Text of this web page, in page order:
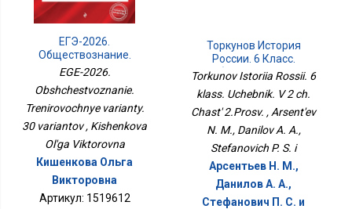
ЕГЭ-2026.
Обществознание.
Тренировочные
EGE-2026.
Obshchestvoznanie.
Trenirovochnye varianty.
30 variantov , Kishenkova
Ol'ga Viktorovna
Кишенкова Ольга
Викторовна
Артикул: 1519612
Торкунов История
России. 6 Класс.
Учебник. В 2 Ч. Часть
Torkunov Istoriia Rossii. 6
klass. Uchebnik. V 2 ch.
Chast' 2.Prosv. , Arsent'ev
N. M., Danilov A. A.,
Stefanovich P. S. i
Арсентьев Н. М.,
Данилов А. А.,
Стефанович П. С. и